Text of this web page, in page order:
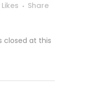
Likes Share
closed at this